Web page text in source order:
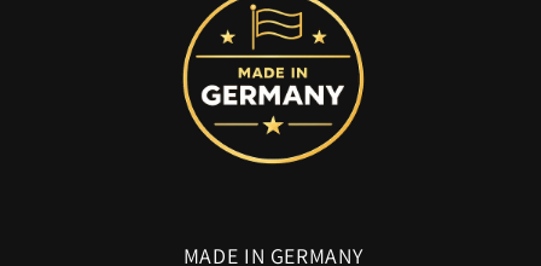
MADE IN GERMANY